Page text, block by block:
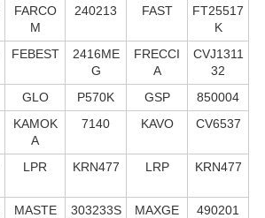
FARCO
M
240213 FAST
FT25517
K
FEBEST
2416ME
G
FRECCI
A
CVJ1311
32
GLO P570K GSP
850004
KAMOK
A
7140 KAVO CV6537
LPR KRN477 LRP KRN477
MASTE
303233S
MAXGE
490201